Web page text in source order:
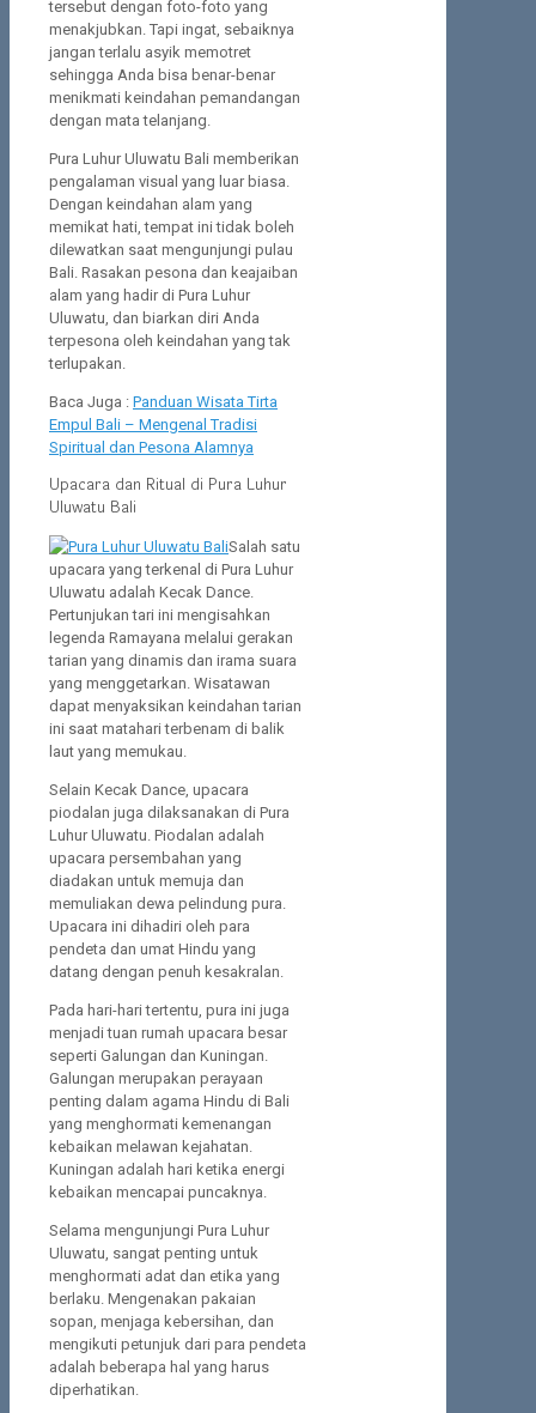
tersebut dengan foto-foto yang
menakjubkan. Tapi ingat, sebaiknya
jangan terlalu asyik memotret
sehingga Anda bisa benar-benar
menikmati keindahan pemandangan
dengan mata telanjang.
Pura Luhur Uluwatu Bali memberikan
pengalaman visual yang luar biasa.
Dengan keindahan alam yang
memikat hati, tempat ini tidak boleh
dilewatkan saat mengunjungi pulau
Bali. Rasakan pesona dan keajaiban
alam yang hadir di Pura Luhur
Uluwatu, dan biarkan diri Anda
terpesona oleh keindahan yang tak
terlupakan.
Baca Juga : Panduan Wisata Tirta
Empul Bali – Mengenal Tradisi
Spiritual dan Pesona Alamnya
Upacara dan Ritual di Pura Luhur
Uluwatu Bali
Salah satu
upacara yang terkenal di Pura Luhur
Uluwatu adalah Kecak Dance.
Pertunjukan tari ini mengisahkan
legenda Ramayana melalui gerakan
tarian yang dinamis dan irama suara
yang menggetarkan. Wisatawan
dapat menyaksikan keindahan tarian
ini saat matahari terbenam di balik
laut yang memukau.
Selain Kecak Dance, upacara
piodalan juga dilaksanakan di Pura
Luhur Uluwatu. Piodalan adalah
upacara persembahan yang
diadakan untuk memuja dan
memuliakan dewa pelindung pura.
Upacara ini dihadiri oleh para
pendeta dan umat Hindu yang
datang dengan penuh kesakralan.
Pada hari-hari tertentu, pura ini juga
menjadi tuan rumah upacara besar
seperti Galungan dan Kuningan.
Galungan merupakan perayaan
penting dalam agama Hindu di Bali
yang menghormati kemenangan
kebaikan melawan kejahatan.
Kuningan adalah hari ketika energi
kebaikan mencapai puncaknya.
Selama mengunjungi Pura Luhur
Uluwatu, sangat penting untuk
menghormati adat dan etika yang
berlaku. Mengenakan pakaian
sopan, menjaga kebersihan, dan
mengikuti petunjuk dari para pendeta
adalah beberapa hal yang harus
diperhatikan.